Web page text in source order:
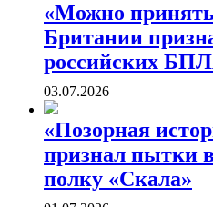
«Можно
Британии
российских
03.07.2026
«Позорная
признал пытки
полку «Скала»